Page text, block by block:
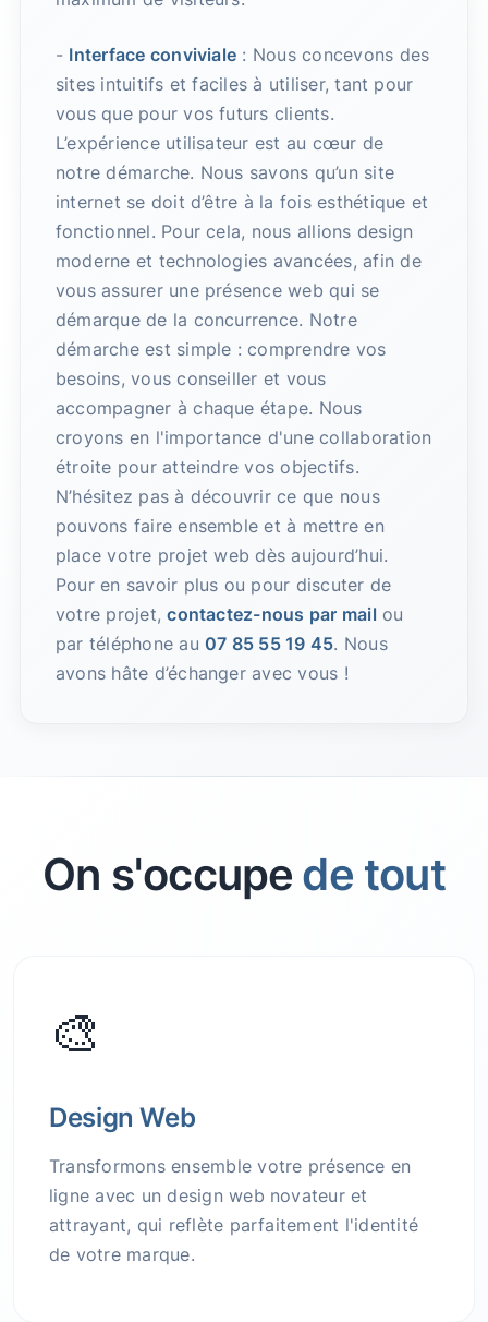
- Interface conviviale : Nous concevons des
sites intuitifs et faciles à utiliser, tant pour
vous que pour vos futurs clients.
L’expérience utilisateur est au cœur de
notre démarche. Nous savons qu’un site
internet se doit d’être à la fois esthétique et
fonctionnel. Pour cela, nous allions design
moderne et technologies avancées, afin de
vous assurer une présence web qui se
démarque de la concurrence. Notre
démarche est simple : comprendre vos
besoins, vous conseiller et vous
accompagner à chaque étape. Nous
croyons en l'importance d'une collaboration
étroite pour atteindre vos objectifs.
N’hésitez pas à découvrir ce que nous
pouvons faire ensemble et à mettre en
place votre projet web dès aujourd’hui.
Pour en savoir plus ou pour discuter de
votre projet,contactez-nous par mail ou
par téléphone au 07 85 55 19 45. Nous
avons hâte d’échanger avec vous !
On s'occupe de tout
🎨
Design Web
Transformons ensemble votre présence en
ligne avec un design web novateur et
attrayant, qui reflète parfaitement l'identité
de votre marque.